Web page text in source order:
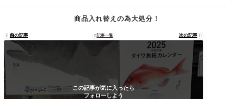
商品入れ替えの為大処分！
 前の記事 記事一覧 次の記事 
この記事が気に入ったら
フォローしよう